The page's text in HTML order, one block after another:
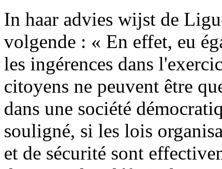
In haar advies wijst de
volgende : « En effet, eu
les ingérences dans
citoyens ne peuvent être
dans une société
souligné, si les lois
et de sécurité sont